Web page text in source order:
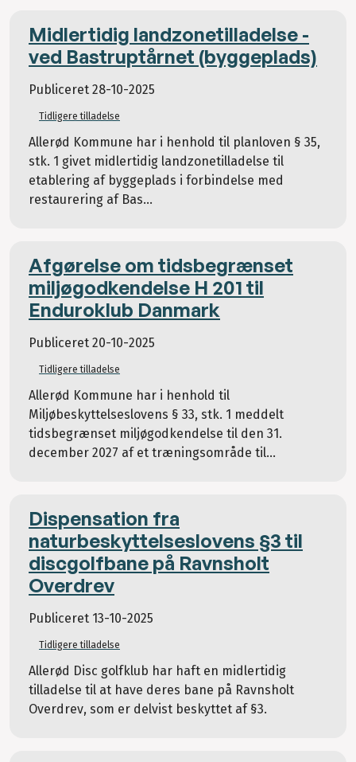
Midlertidig landzonetilladelse -
ved Bastruptårnet (byggeplads)
Publiceret 28-10-2025
Tidligere tilladelse
Allerød Kommune har i henhold til planloven § 35,
stk. 1 givet midlertidig landzonetilladelse til
etablering af byggeplads i forbindelse med
restaurering af Bas...
Afgørelse om tidsbegrænset
miljøgodkendelse H 201 til
Enduroklub Danmark
Publiceret 20-10-2025
Tidligere tilladelse
Allerød Kommune har i henhold til
Miljøbeskyttelseslovens § 33, stk. 1 meddelt
tidsbegrænset miljøgodkendelse til den 31.
december 2027 af et træningsområde til...
Dispensation fra
naturbeskyttelseslovens §3 til
discgolfbane på Ravnsholt
Overdrev
Publiceret 13-10-2025
Tidligere tilladelse
Allerød Disc golfklub har haft en midlertidig
tilladelse til at have deres bane på Ravnsholt
Overdrev, som er delvist beskyttet af §3.